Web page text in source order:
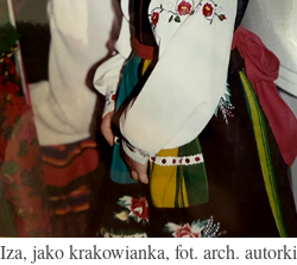
Iza, jako krakowianka, fot. arch. autorki